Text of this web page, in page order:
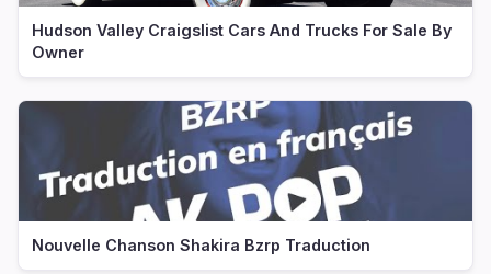
Hudson Valley Craigslist Cars And Trucks For Sale By
Owner
Nouvelle Chanson Shakira Bzrp Traduction